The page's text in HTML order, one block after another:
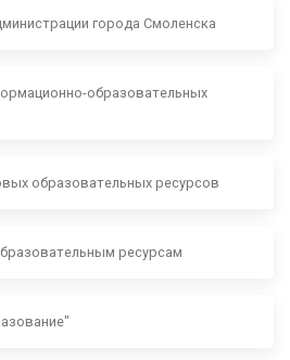
города Смоленска
образовательных
образовательных ресурсов
ресурсам